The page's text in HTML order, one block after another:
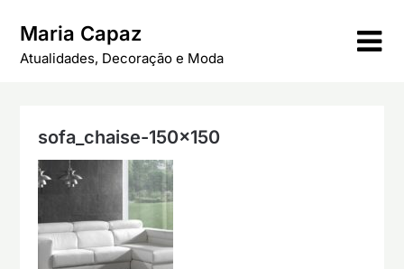
content
Maria Capaz
Atualidades, Decoração e Moda
sofa_chaise-150×150